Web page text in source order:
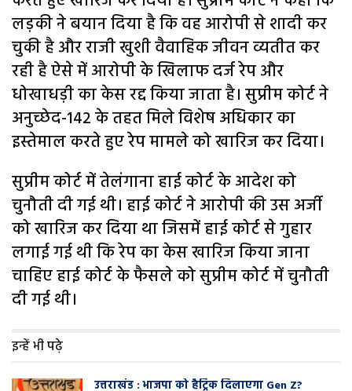
लड़की ने बयान दिया है कि वह आरोपी से शादी कर
चुकी है और राजी खुशी वैवाहिक जीवन व्यतीत कर
रही है ऐसे में आरोपी के खिलाफ दर्ज रेप और
धोखाधड़ी का केस रद्द किया जाता है। सुप्रीम कोर्ट ने
अनुच्छेद-142 के तहत मिले विशेष अधिकार का
इस्तेमाल करते हुए रेप मामले को खारिज कर दिया।
सुप्रीम कोर्ट में तेलंगाना हाई कोर्ट के आदेश को
चुनौती दी गई थी। हाई कोर्ट ने आरोपी की उस अर्जी
को खारिज कर दिया था जिसमें हाई कोर्ट से गुहार
लगाई गई थी कि रेप का केस खारिज किया जाना
चाहिए हाई कोर्ट के फैसले को सुप्रीम कोर्ट में चुनौती
दी गई थी।
इन्हें भी पढ़े
उत्तराखंड : भाजपा को हैट्रिक दिलाएगा Gen Z?